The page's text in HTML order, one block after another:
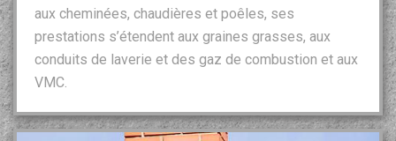
aux cheminées, chaudières et poêles, ses
prestations s’étendent aux graines grasses, aux
conduits de laverie et des gaz de combustion et aux
VMC.